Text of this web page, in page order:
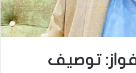
توصيف